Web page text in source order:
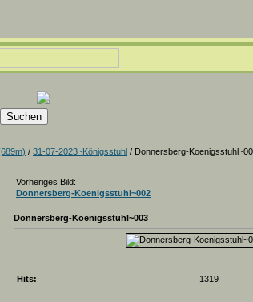
/ 31-07-2023~Königsstuhl / Donnersberg-
Vorheriges Bild:
Donnersberg-Koenigsstuhl~002
Donnersberg-Koenigsstuhl~003
Hits: 1319